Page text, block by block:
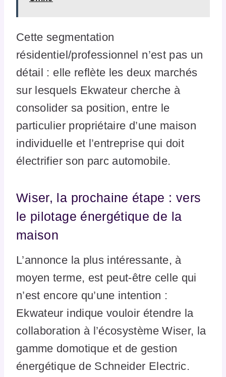
Cette segmentation
résidentiel/professionnel n’est pas un
détail : elle reflète les deux marchés
sur lesquels Ekwateur cherche à
consolider sa position, entre le
particulier propriétaire d’une maison
individuelle et l’entreprise qui doit
électrifier son parc automobile.
Wiser, la prochaine étape : vers
le pilotage énergétique de la
maison
L’annonce la plus intéressante, à
moyen terme, est peut-être celle qui
n’est encore qu’une intention :
Ekwateur indique vouloir étendre la
collaboration à l’écosystème Wiser, la
gamme domotique et de gestion
énergétique de Schneider Electric.